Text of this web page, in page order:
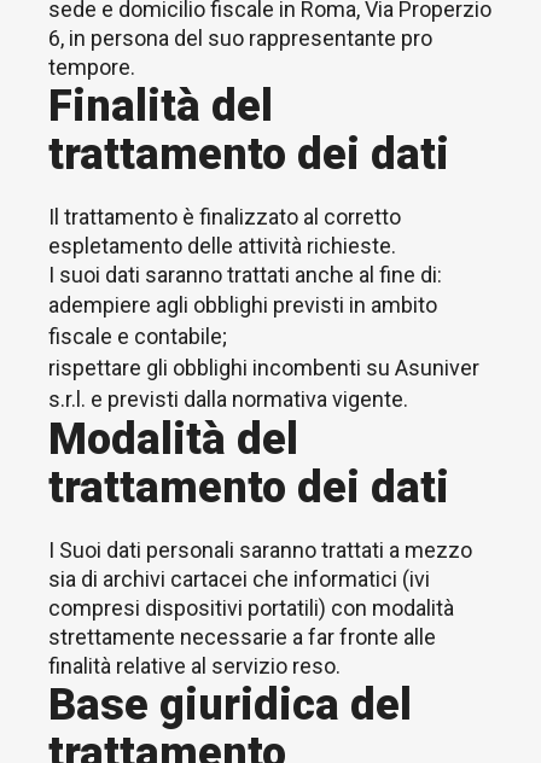
sede e domicilio fiscale in Roma, Via Properzio
6, in persona del suo rappresentante pro
tempore.
Finalità del
trattamento dei dati
Il trattamento è finalizzato al corretto
espletamento delle attività richieste.
I suoi dati saranno trattati anche al fine di:
adempiere agli obblighi previsti in ambito
fiscale e contabile;
rispettare gli obblighi incombenti su Asuniver
s.r.l. e previsti dalla normativa vigente.
Modalità del
trattamento dei dati
I Suoi dati personali saranno trattati a mezzo
sia di archivi cartacei che informatici (ivi
compresi dispositivi portatili) con modalità
strettamente necessarie a far fronte alle
finalità relative al servizio reso.
Base giuridica del